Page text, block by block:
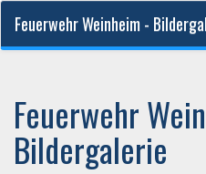
Feuerwehr Weinheim -
Feuerwehr
Bildergalerie